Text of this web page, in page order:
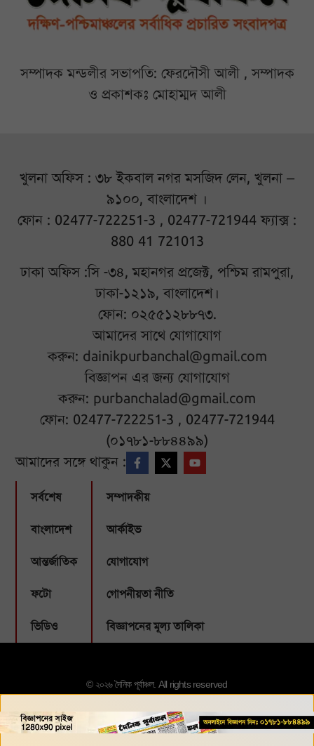
সম্পাদক মন্ডলীর সভাপতি: ফেরদৌসী আলী , সম্পাদক
ও প্রকাশকঃ মোহাম্মদ আলী
খুলনা অফিস : ৩৮ ইকবাল নগর মসজিদ লেন, খুলনা –
৯১০০, বাংলাদেশ ।
ফোন : 02477-722251-3 , 02477-721944 ফ্যাক্স :
880 41 721013
ঢাকা অফিস :সি -৩৪, মহানগর প্রজেক্ট, পশ্চিম রামপুরা,
ঢাকা-১২১৯, বাংলাদেশ।
ফোন: ০২৫৫১২৮৮৭৩.
আমাদের সাথে যোগাযোগ
করুন: dainikpurbanchal@gmail.com
বিজ্ঞাপন এর জন্য যোগাযোগ
করুন: purbanchalad@gmail.com
ফোন: 02477-722251-3 , 02477-721944
(০১৭৮১-৮৮৪৪৯৯)
আমাদের সঙ্গে থাকুন :
সর্বশেষ
বাংলাদেশ
আন্তর্জাতিক
ফটো
ভিডিও
সম্পাদকীয়
আর্কাইভ
যোগাযোগ
গোপনীয়তা নীতি
বিজ্ঞাপনের মূল্য তালিকা
© ২০২৬ দৈনিক পূর্বাঞ্চল. All rights reserved
Designed & Developed by: